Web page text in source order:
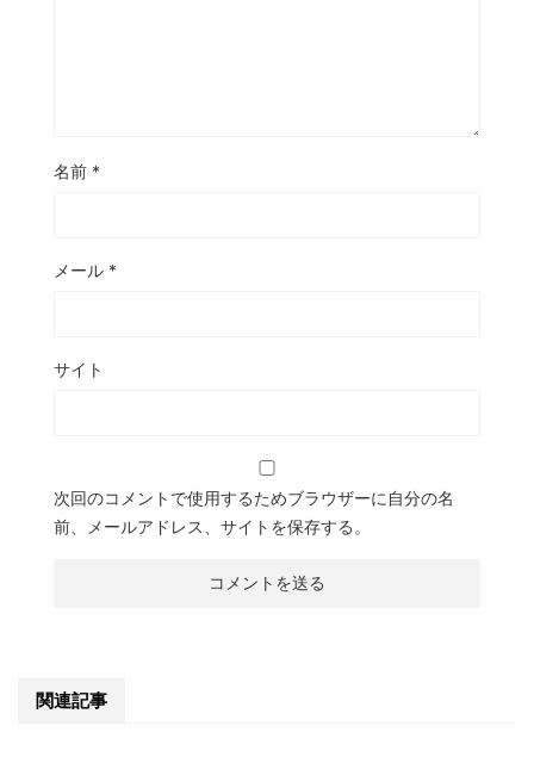
名前 *
メール *
サイト
次回のコメントで使用するためブラウザーに自分の名
前、メールアドレス、サイトを保存する。
関連記事